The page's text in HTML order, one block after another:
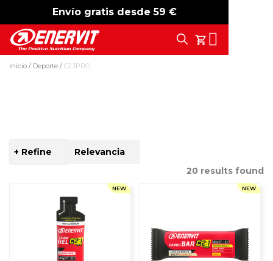
Envío gratis desde 59 €
-15% free shipping
Tu Carrito
Search
Inicio Deporte C2:1PRO
20 results found
SORT
+ Refine
NEW NEW